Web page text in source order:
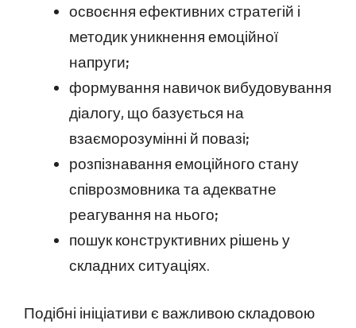
освоєння ефективних стратегій і
методик уникнення емоційної
напруги;
формування навичок вибудовування
діалогу, що базується на
взаєморозумінні й повазі;
розпізнавання емоційного стану
співрозмовника та адекватне
реагування на нього;
пошук конструктивних рішень у
складних ситуаціях.
Подібні ініціативи є важливою складовою